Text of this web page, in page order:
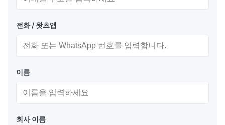
전화 / 왓츠앱
이름
회사 이름